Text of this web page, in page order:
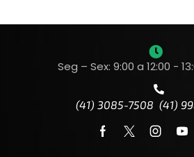
Seg – Sex: 9:00 a 12:00 -
(41) 3085-7508 (41)